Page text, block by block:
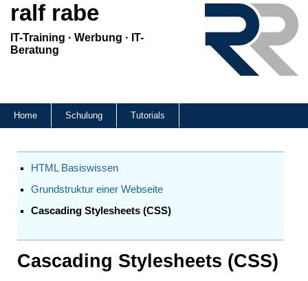
ralf rabe
IT-Training · Werbung · IT-
Beratung
Home Schulung Tutorials
HTML Basiswissen
Grundstruktur einer Webseite
Cascading Stylesheets (CSS)
Casca­ding Style­sheets (CSS)